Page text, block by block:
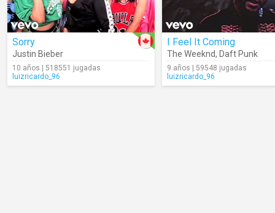
Sorry
Justin Bieber
10 años | 518551 jugadas
luizricardo_96
I Feel It Coming
The Weeknd, Daft Punk
9 años | 59548 jugadas
luizricardo_96